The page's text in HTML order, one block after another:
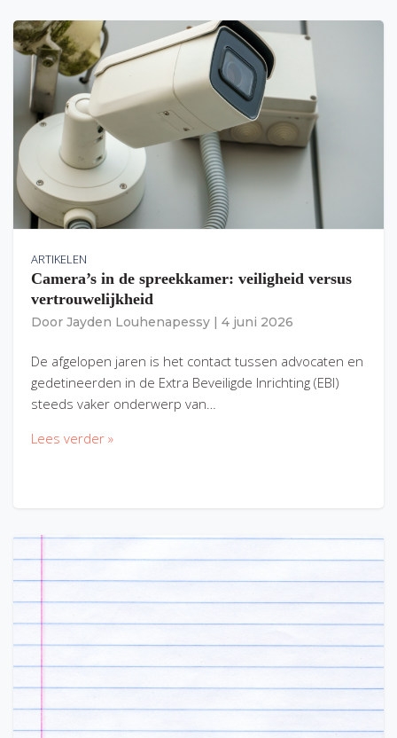
ARTIKELEN
Camera’s in de spreekkamer: veiligheid versus
vertrouwelijkheid
Door Jayden Louhenapessy 4 juni 2026
De afgelopen jaren is het contact tussen advocaten en
gedetineerden in de Extra Beveiligde Inrichting (EBI)
steeds vaker onderwerp van…
Lees verder »